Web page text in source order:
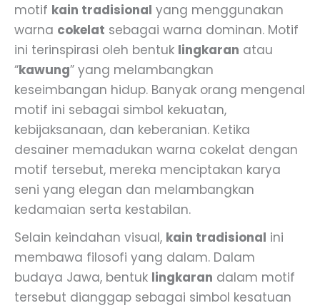
motif kain tradisional yang menggunakan
warna cokelat sebagai warna dominan. Motif
ini terinspirasi oleh bentuk lingkaran atau
“kawung” yang melambangkan
keseimbangan hidup. Banyak orang mengenal
motif ini sebagai simbol kekuatan,
kebijaksanaan, dan keberanian. Ketika
desainer memadukan warna cokelat dengan
motif tersebut, mereka menciptakan karya
seni yang elegan dan melambangkan
kedamaian serta kestabilan.
Selain keindahan visual, kain tradisional ini
membawa filosofi yang dalam. Dalam
budaya Jawa, bentuk lingkaran dalam motif
tersebut dianggap sebagai simbol kesatuan